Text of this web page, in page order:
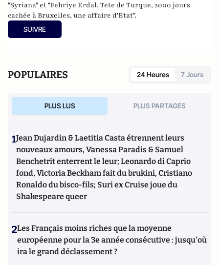
"Syriana" et "Fehriye Erdal, Tete de Turque, 2000 jours
cachée à Bruxelles, une affaire d'Etat".
SUIVRE
POPULAIRES 24 Heures 7 Jours
PLUS LUS PLUS PARTAGES
1Jean Dujardin & Laetitia Casta étrennent leurs
nouveaux amours, Vanessa Paradis & Samuel
Benchetrit enterrent le leur; Leonardo di Caprio
fond, Victoria Beckham fait du brukini, Cristiano
Ronaldo du bisco-fils; Suri ex Cruise joue du
Shakespeare queer
2Les Français moins riches que la moyenne
européenne pour la 3e année consécutive : jusqu'où
ira le grand déclassement ?